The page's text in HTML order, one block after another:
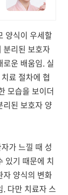
양식이 우세할
분리된 보호자
운 배움임. 실
료 절차에 협
모습을 보이더
리된 보호자 양
가 느낄 때 성
있기 때문에 치
자 양식의 변화
다만 치료자 스